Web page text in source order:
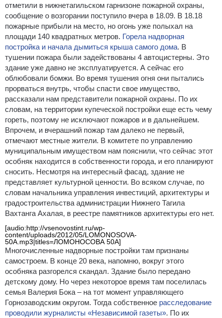
отметили в нижнетагильском гарнизоне пожарной охраны,
сообщение о возгорании поступило вчера в 18.09. В 18.18
пожарные прибыли на место, но огонь уже полыхал на
площади 140 квадратных метров. Горела надворная
постройка и начала дымиться крыша самого дома. В
тушении пожара были задействованы 4 автоцистерны. Это
здание уже давно не эксплуатируется. А сейчас его
облюбовали бомжи. Во время тушения огня они пытались
прорваться внутрь, чтобы спасти свое имущество,
рассказали нам представители пожарной охраны. По их
словам, на территории купеческой постройки еще есть чему
гореть, поэтому не исключают пожаров и в дальнейшем.
Впрочем, и вчерашний пожар там далеко не первый,
отмечают местные жители. В комитете по управлению
муниципальным имуществом нам пояснили, что сейчас этот
особняк находится в собственности города, и его планируют
сносить. Несмотря на интересный фасад, здание не
представляет культурной ценности. Во всяком случае, по
словам начальника управления инвестиций, архитектуры и
градостроительства администрации Нижнего Тагила
Вахтанга Ахалая, в реестре памятников архитектуры его нет.
[audio:http://vsenovostint.ru/wp-
content/uploads/2012/05/LOMONOSOVA-
50A.mp3|titles=ЛОМОНОСОВА 50А]
Многочисленные надворные постройки там признаны
самостроем. В конце 20 века, напомню, вокруг этого
особняка разгорелся скандал. Здание было передано
детскому дому. Но через некоторое время там поселилась
семья Валерия Бока – на тот момент управляющего
Горнозаводским округом. Тогда собственное расследование
проводили журналисты «Независимой газеты». По их